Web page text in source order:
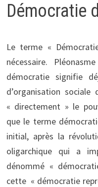
Démocratie
Le terme «
nécessaire.
démocratie signifie
d’organisation
« directement » le
que le terme
initial, après la
oligarchique qui a
dénommé «
cette « démocratie